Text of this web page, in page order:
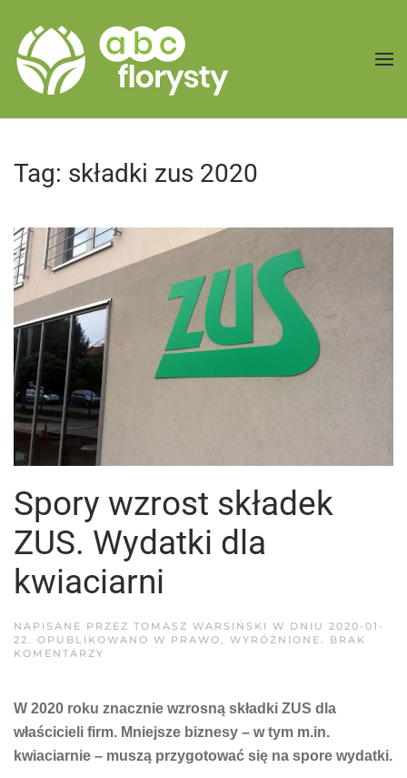
Przejdź do treści głównej
Tag: składki zus 2020
Spory wzrost składek
ZUS. Wydatki dla
kwiaciarni
NAPISANE PRZEZ TOMASZ WARSIŃSKI W DNIU 2020-01-
22
. OPUBLIKOWANO W PRAWO WYRÓŻNIONE
BRAK
KOMENTARZY
ZUS.
DLA
W 2020 roku znacznie wzrosną składki ZUS dla
właścicieli firm. Mniejsze biznesy – w tym m.in.
kwiaciarnie – muszą przygotować się na spore wydatki.